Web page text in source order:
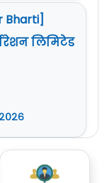
करावेत.
अपात्र
वाचावी.
Bharti]
लिमिटेड